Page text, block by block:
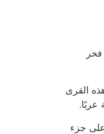
القرى
عربًا.
على جزء